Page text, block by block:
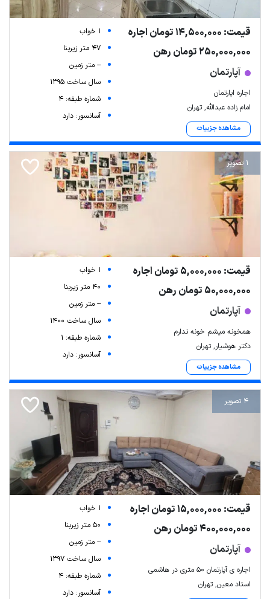
| Map data ©ariamarz.com
قیمت: 14,500,000 تومان اجاره
250,000,000 تومان رهن
آپارتمان
اجاره اپارتمان
امام زاده عبدالله, تهران
مشاهده جزییات
1 خواب
47 متر زیربنا
-- متر زمین
سال ساخت 1395
شماره طبقه: 4
آسانسور: دارد
1 تصویر
قیمت: 5,000,000 تومان اجاره
50,000,000 تومان رهن
آپارتمان
همخونه میشم خونه ندارم
دکتر هوشیار, تهران
مشاهده جزییات
1 خواب
40 متر زیربنا
-- متر زمین
سال ساخت 1400
شماره طبقه: 1
آسانسور: دارد
4 تصویر
قیمت: 15,000,000 تومان اجاره
400,000,000 تومان رهن
آپارتمان
اجاره ی آپارتمان 50 متری در هاشمی
استاد معین, تهران
1 خواب
50 متر زیربنا
-- متر زمین
سال ساخت 1397
شماره طبقه: 4
آسانسور: دارد